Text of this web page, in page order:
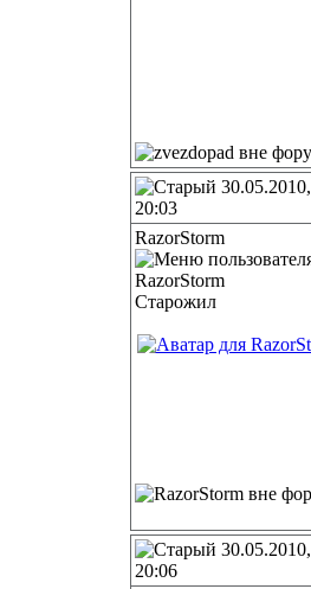
30.05.2010,
20:03
RazorStorm
Старожил
30.05.2010,
20:06